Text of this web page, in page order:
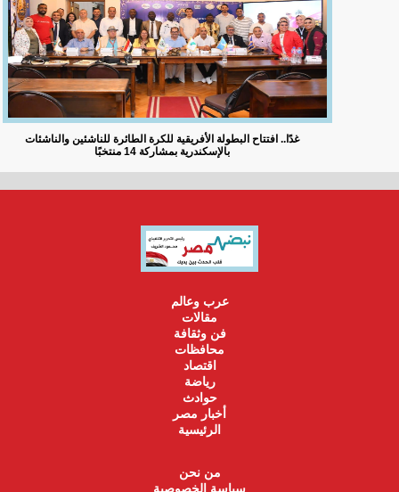
غدًا.. افتتاح البطولة الأفريقية للكرة الطائرة للناشئين والناشئات
بالإسكندرية بمشاركة 14 منتخبًا
عرب وعالم
مقالات
فن وثقافة
محافظات
اقتصاد
رياضة
حوادث
أخبار مصر
الرئيسية
من نحن
سياسة الخصوصية